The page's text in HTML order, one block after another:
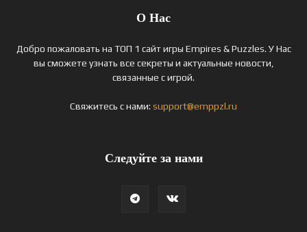
О Нас
Добро пожаловать на ТОП 1 сайт игры Empires & Puzzles. У Нас
вы сможете узнать все секреты и актуальные новости,
связанные с игрой.
Свяжитесь с нами: support@emppzl.ru
Следуйте за нами